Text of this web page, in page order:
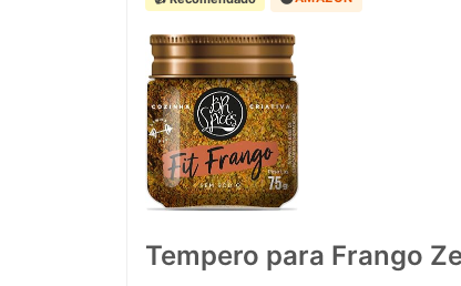
Tempero para Frango